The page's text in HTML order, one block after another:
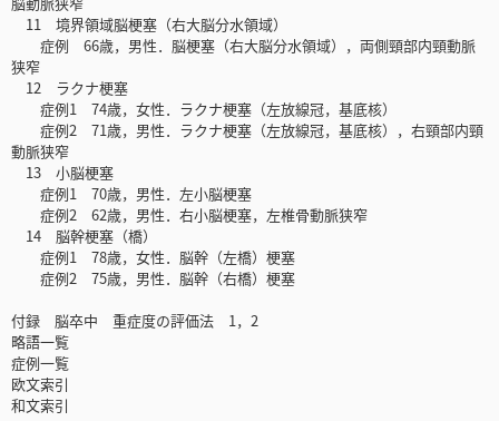
11 境界領域脳梗塞（右大脳分水領域）
症例 66歳，男性．脳梗塞（右大脳分水領域），両側頸部内頸動脈
狭窄
12 ラクナ梗塞
症例1 74歳，女性．ラクナ梗塞（左放線冠，基底核）
症例2 71歳，男性．ラクナ梗塞（左放線冠，基底核），右頸部内頸
動脈狭窄
13 小脳梗塞
症例1 70歳，男性．左小脳梗塞
症例2 62歳，男性．右小脳梗塞，左椎骨動脈狭窄
14 脳幹梗塞（橋）
症例1 78歳，女性．脳幹（左橋）梗塞
症例2 75歳，男性．脳幹（右橋）梗塞
付録 脳卒中 重症度の評価法 1，2
略語一覧
症例一覧
欧文索引
和文索引